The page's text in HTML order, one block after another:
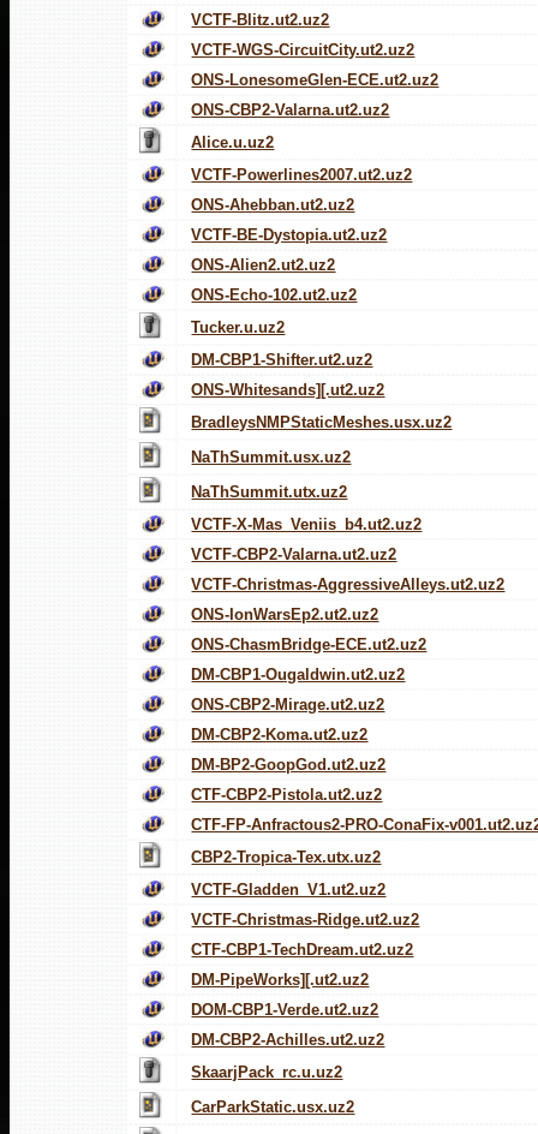
VCTF-Blitz.ut2.uz2
VCTF-WGS-CircuitCity.ut2.uz2
ONS-LonesomeGlen-ECE.ut2.uz2
ONS-CBP2-Valarna.ut2.uz2
Alice.u.uz2
VCTF-Powerlines2007.ut2.uz2
ONS-Ahebban.ut2.uz2
VCTF-BE-Dystopia.ut2.uz2
ONS-Alien2.ut2.uz2
ONS-Echo-102.ut2.uz2
Tucker.u.uz2
DM-CBP1-Shifter.ut2.uz2
ONS-Whitesands][.ut2.uz2
BradleysNMPStaticMeshes.usx.uz2
NaThSummit.usx.uz2
NaThSummit.utx.uz2
VCTF-X-Mas_Veniis_b4.ut2.uz2
VCTF-CBP2-Valarna.ut2.uz2
VCTF-Christmas-AggressiveAlleys.ut2.uz2
ONS-IonWarsEp2.ut2.uz2
ONS-ChasmBridge-ECE.ut2.uz2
DM-CBP1-Ougaldwin.ut2.uz2
ONS-CBP2-Mirage.ut2.uz2
DM-CBP2-Koma.ut2.uz2
DM-BP2-GoopGod.ut2.uz2
CTF-CBP2-Pistola.ut2.uz2
CTF-FP-Anfractous2-PRO-ConaFix-
CBP2-Tropica-Tex.utx.uz2
VCTF-Gladden_V1.ut2.uz2
VCTF-Christmas-Ridge.ut2.uz2
CTF-CBP1-TechDream.ut2.uz2
DM-PipeWorks][.ut2.uz2
DOM-CBP1-Verde.ut2.uz2
DM-CBP2-Achilles.ut2.uz2
SkaarjPack_rc.u.uz2
CarParkStatic.usx.uz2